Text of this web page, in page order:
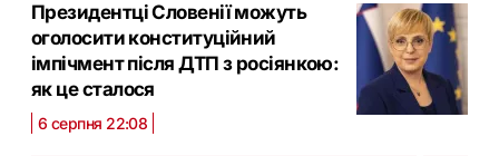
Президентці Словенії можуть
оголосити конституційний
імпічмент після ДТП з росіянкою:
як це сталося
6 серпня 22:08